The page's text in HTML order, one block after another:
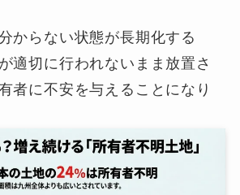
からない状態が長期化する
適切に行われないまま放置さ
者に不安を与えることになり